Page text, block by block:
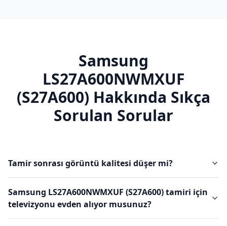
Samsung
LS27A600NWMXUF
(S27A600) Hakkında Sıkça
Sorulan Sorular
Tamir sonrası görüntü kalitesi düşer mi?
Samsung LS27A600NWMXUF (S27A600) tamiri için
televizyonu evden alıyor musunuz?